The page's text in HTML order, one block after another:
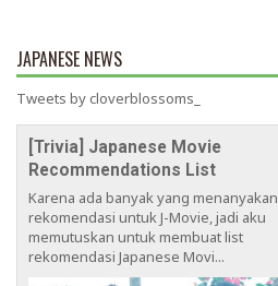
JAPANESE NEWS
Tweets by cloverblossoms_
[Trivia] Japanese Movie
Recommendations List
Karena ada banyak yang menanyakan
rekomendasi untuk J-Movie, jadi aku
memutuskan untuk membuat list
rekomendasi Japanese Movi...